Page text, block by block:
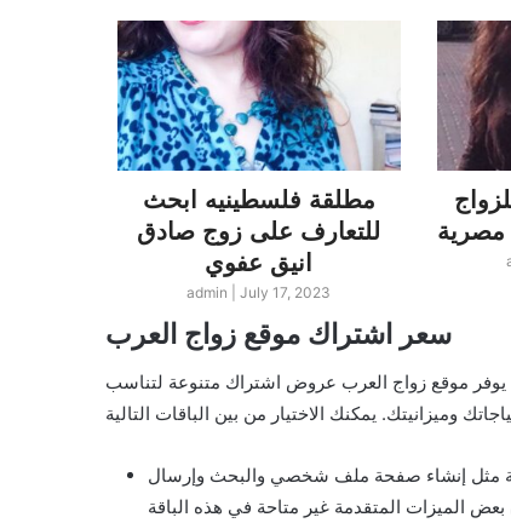
مطلقة فلسطينيه ابحث
للتعارف على زوج صادق
انيق عفوي
admin |July 17, 2023
سعر اشتراك موقع زواج العرب
يوفر موقع زواج العرب عروض اشتراك متنوعة لتناسب
مثل إنشاء صفحة ملف شخصي والبحث وإرسال